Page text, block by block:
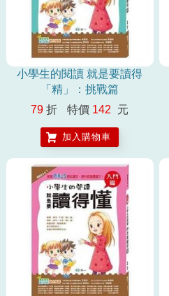
小學生的閱讀 就是要讀得
「精」：挑戰篇
79 折 特價 142 元
加入購物車